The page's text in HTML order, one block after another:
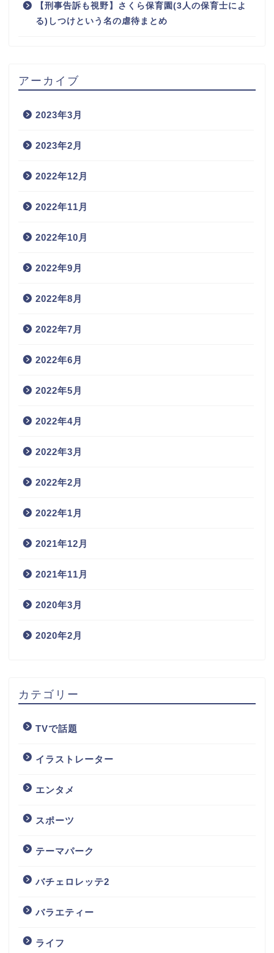
【刑事告訴も視野】さくら保育園(3人の保育士によ
る)しつけという名の虐待まとめ
アーカイブ
2023年3月
2023年2月
2022年12月
2022年11月
2022年10月
2022年9月
2022年8月
2022年7月
2022年6月
2022年5月
2022年4月
2022年3月
2022年2月
2022年1月
2021年12月
2021年11月
2020年3月
2020年2月
カテゴリー
TVで話題
イラストレーター
エンタメ
スポーツ
テーマパーク
バチェロレッテ2
バラエティー
ライフ